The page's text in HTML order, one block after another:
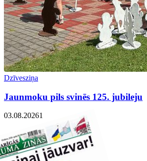
Dzīvesziņa
Jaunmoku pils svinēs 125. jubileju
03.08.20261